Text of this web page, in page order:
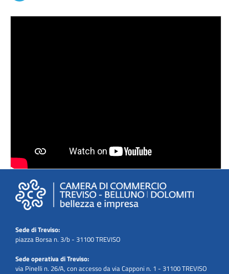
Sede di Treviso:
piazza Borsa n. 3/b - 31100 TREVISO
Sede operativa di Treviso:
via Pinelli n. 26/A, con accesso da via Capponi n. 1 - 31100 TREVISO